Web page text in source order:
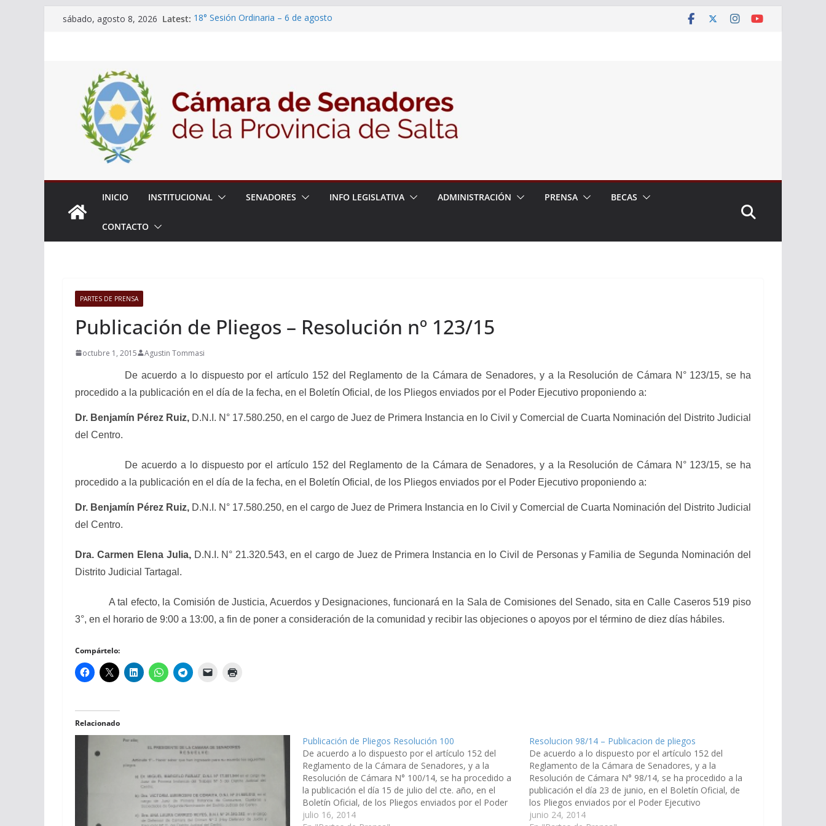
sábado, agosto 8, 2026 Latest: 18° Sesión Ordinaria – 6 de agosto
Expte. Nº 90-34.516/2026 – 06/08/26 – Créase el Ente Salteño
de Protección y Control Vegetal
INICIO INSTITUCIONAL SENADORES INFO LEGISLATIVA ADMINISTRACIÓN PRENSA BECAS
CONTACTO
PARTES DE PRENSA
Publicación de Pliegos – Resolución nº 123/15
octubre 1, 2015 Agustin Tommasi
De acuerdo a lo dispuesto por el artículo 152 del Reglamento de la Cámara de Senadores, y a la Resolución de Cámara N° 123/15, se ha
procedido a la publicación en el día de la fecha, en el Boletín Oficial, de los Pliegos enviados por el Poder Ejecutivo proponiendo a:
Dr. Benjamín Pérez Ruiz, D.N.I. N° 17.580.250, en el cargo de Juez de Primera Instancia en lo Civil y Comercial de Cuarta Nominación del Distrito Judicial
del Centro.
De acuerdo a lo dispuesto por el artículo 152 del Reglamento de la Cámara de Senadores, y a la Resolución de Cámara N° 123/15, se ha
procedido a la publicación en el día de la fecha, en el Boletín Oficial, de los Pliegos enviados por el Poder Ejecutivo proponiendo a:
Dr. Benjamín Pérez Ruiz, D.N.I. N° 17.580.250, en el cargo de Juez de Primera Instancia en lo Civil y Comercial de Cuarta Nominación del Distrito Judicial
del Centro.
Dra. Carmen Elena Julia,D.N.I. N° 21.320.543, en el cargo de Juez de Primera Instancia en lo Civil de Personas y Familia de Segunda Nominación del
Distrito Judicial Tartagal.
A tal efecto, la Comisión de Justicia, Acuerdos y Designaciones, funcionará en la Sala de Comisiones del Senado, sita en Calle Caseros 519 piso
3°, en el horario de 9:00 a 13:00, a fin de poner a consideración de la comunidad y recibir las objeciones o apoyos por el término de diez días hábiles.
Compártelo:
Relacionado
Publicación de Pliegos Resolución 100
De acuerdo a lo dispuesto por el artículo 152 del
Reglamento de la Cámara de Senadores, y a la
Resolución de Cámara N° 100/14, se ha procedido a
la publicación el día 15 de julio del cte. año, en el
Boletín Oficial, de los Pliegos enviados por el Poder
Ejecutivo…
julio 16, 2014
Resolucion 98/14 – Publicacion de pliegos
De acuerdo a lo dispuesto por el artículo 152 del
Reglamento de la Cámara de Senadores, y a la
Resolución de Cámara N° 98/14, se ha procedido a la
publicación el día 23 de junio, en el Boletín Oficial, de
los Pliegos enviados por el Poder Ejecutivo
proponiendo a: …
junio 24, 2014